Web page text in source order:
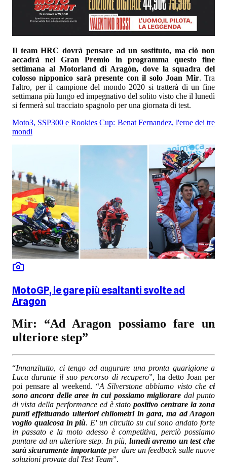
Il team HRC dovrà pensare ad un sostituto, ma ciò non
accadrà nel Gran Premio in programma questo fine
settimana al Motorland di Aragòn, dove la squadra del
colosso nipponico sarà presente con il solo Joan Mir. Tra
l'altro, per il campione del mondo 2020 si tratterà di un fine
settimana più lungo ed impegnativo del solito visto che il lunedì
si fermerà sul tracciato spagnolo per una giornata di test.
Moto3, SSP300 e Rookies Cup: Benat Fernandez, l'eroe dei tre
mondi
MotoGP, le gare più esaltanti svolte ad
Aragon
Mir: “Ad Aragon possiamo fare un
ulteriore step”
“Innanzitutto, ci tengo ad augurare una pronta guarigione a
Luca durante il suo percorso di recupero”, ha detto Joan per
poi pensare al weekend. “A Silverstone abbiamo visto checi
sono ancora delle aree in cui possiamo migliorare dal punto
di vista della performance ed è statopositivo centrare la zona
punti effettuando ulteriori chilometri in gara, ma ad Aragon
voglio qualcosa in più. E' un circuito su cui sono andato forte
in passato e la moto adesso è competitiva, perciò possiamo
puntare ad un ulteriore step. In più, lunedì avremo un test che
sarà sicuramente importanteper dare un feedback sulle nuove
soluzioni provate dal Test Team”.